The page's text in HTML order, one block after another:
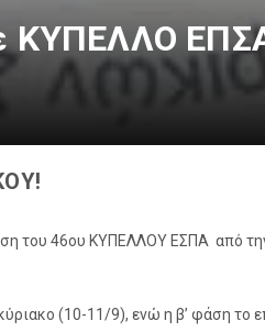
ΚΥΠΕΛΛΟ
του 46ου ΚΥΠΕΛΛΟΥ ΕΣΠΑ από
(10-11/9), ενώ η β’ φάση το